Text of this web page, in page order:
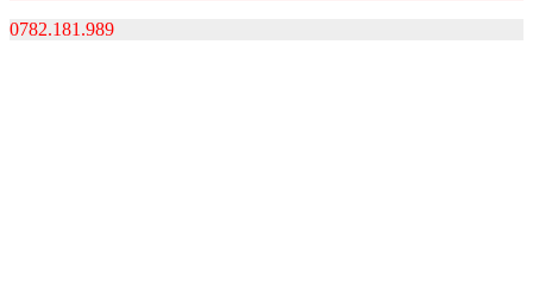
0782.181.989